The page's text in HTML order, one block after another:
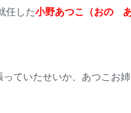
任した小野あつこ（おの あ
ていたせいか、あつこお